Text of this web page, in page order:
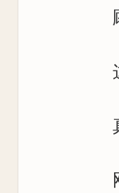
顾
这
真
刚